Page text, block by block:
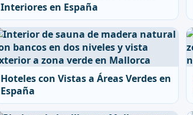
Interiores en España
Hoteles con Vistas a Áreas Verdes en
España